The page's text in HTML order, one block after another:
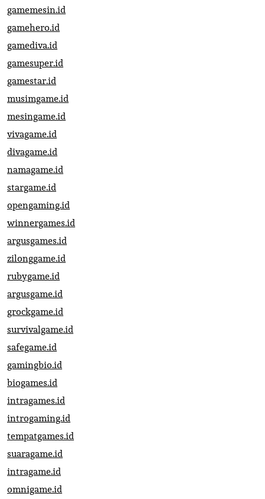
gamemesin.id
gamehero.id
gamediva.id
gamesuper.id
gamestar.id
musimgame.id
mesingame.id
vivagame.id
divagame.id
namagame.id
stargame.id
opengaming.id
winnergames.id
argusgames.id
zilonggame.id
rubygame.id
argusgame.id
grockgame.id
survivalgame.id
safegame.id
gamingbio.id
biogames.id
intragames.id
introgaming.id
tempatgames.id
suaragame.id
intragame.id
omnigame.id